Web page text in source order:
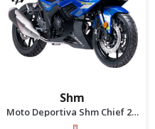
Shm
Moto Deportiva Shm Chief 2.5
2027 Azul